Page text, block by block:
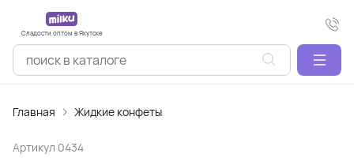
Сладости оптом в Якутске
Главная Жидкие конфеты
Артикул 0434